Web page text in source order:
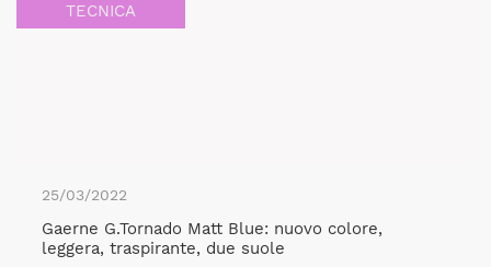
TECNICA
25/03/2022
Gaerne G.Tornado Matt Blue: nuovo colore,
leggera, traspirante, due suole